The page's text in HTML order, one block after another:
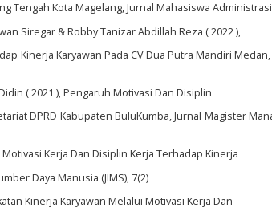
Tengah Kota Magelang, Jurnal Mahasiswa Administrasi
Siregar & Robby Tanizar Abdillah Reza ( 2022 ),
Kinerja Karyawan Pada CV Dua Putra Mandiri
( 2021 ), Pengaruh Motivasi Dan Disiplin
DPRD Kabupaten BuluKumba, Jurnal Magister
Kerja Dan Disiplin Kerja Terhadap Kinerja
Daya Manusia (JIMS), 7(2)
Kinerja Karyawan Melalui Motivasi Kerja Dan